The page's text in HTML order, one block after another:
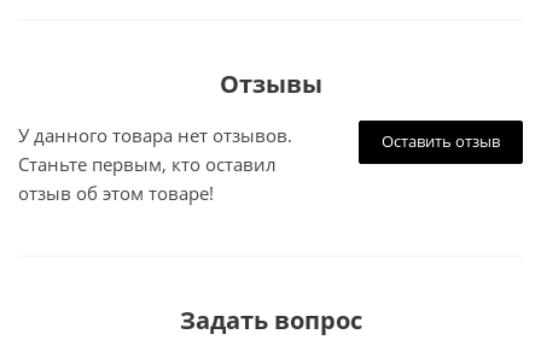
Отзывы
Оставить отзыв
У данного товара нет отзывов.
Станьте первым, кто оставил
отзыв об этом товаре!
Задать вопрос